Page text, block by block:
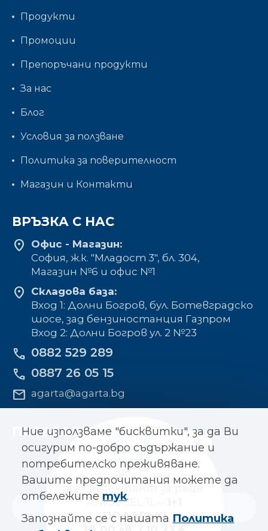
Дезинфектант за ръце
ANIOSGEL 1L –
ПОДАРЪК!
Продукти
Промоции
Препоръчани продукти
За нас
Блог
Условия за ползване
Политика за поверителност
Магазин и Контакти
ВРЪЗКА С НАС
location_on
Офис - Магазин:
София, ж.к. "Младост 3", бл. 304,
Mагазин №6 и офис №1
location_on
Складова база:
Вход 1: Долни Богров, бул. Ботевградско
шосе, зад бензиностанция Газпром
Вход 2: Долни Богров ул. 2 №23
phone 0882 529 289
phone 0887 26 05 15
mail agarta@agarta.bg
ПОСЛЕДВАЙТЕ НИ
Ние използваме "бисквитки", за да Ви
осигурим по-добро съдържание и
потребителско преживяване.
Вашите предпочитания можете да
отбележите тук.
Запознайте се с нашата Политика